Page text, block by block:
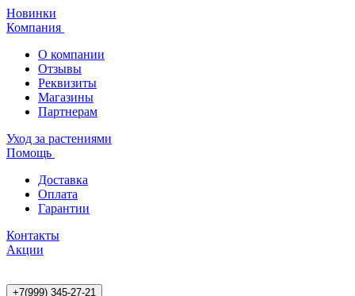
Новинки
Компания
О компании
Отзывы
Реквизиты
Магазины
Партнерам
Уход за растениями
Помощь
Доставка
Оплата
Гарантии
Контакты
Акции
+7(999) 345-27-21